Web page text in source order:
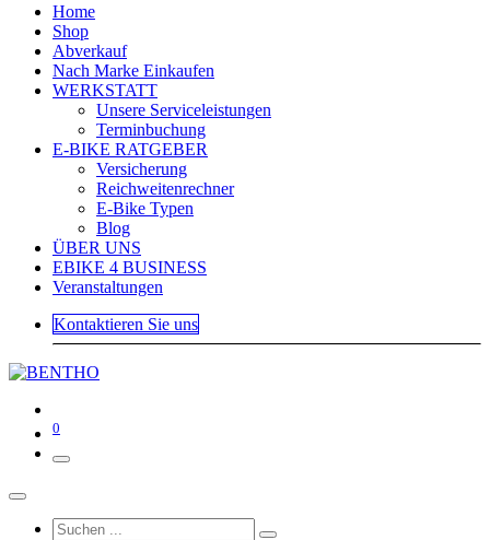
Home
Shop
Abverkauf
Nach Marke Einkaufen
WERKSTATT
Unsere Serviceleistungen
Terminbuchung
E-BIKE RATGEBER
Versicherung
Reichweitenrechner
E-Bike Typen
Blog
ÜBER UNS
EBIKE 4 BUSINESS
Veranstaltungen
Kontaktieren Sie uns
0